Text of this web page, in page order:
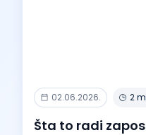
02.06.2026. 2
Šta to radi